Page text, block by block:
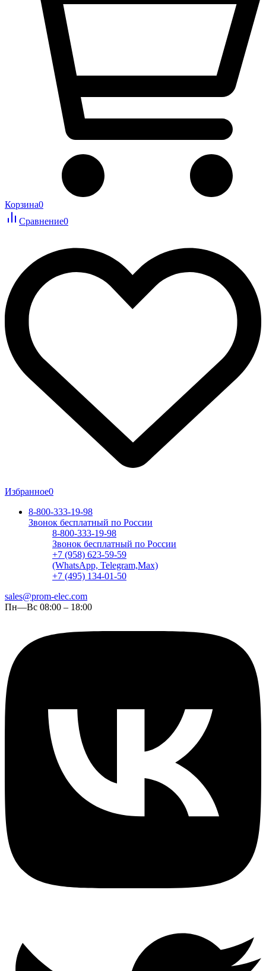
Корзина0
Сравнение0
Избранное0
8-800-333-19-98
Звонок бесплатный по России
8-800-333-19-98
Звонок бесплатный по России
+7 (958) 623-59-59
(WhatsApp, Telegram,Max)
+7 (495) 134-01-50
sales@prom-elec.com
Пн—Вс 08:00 – 18:00